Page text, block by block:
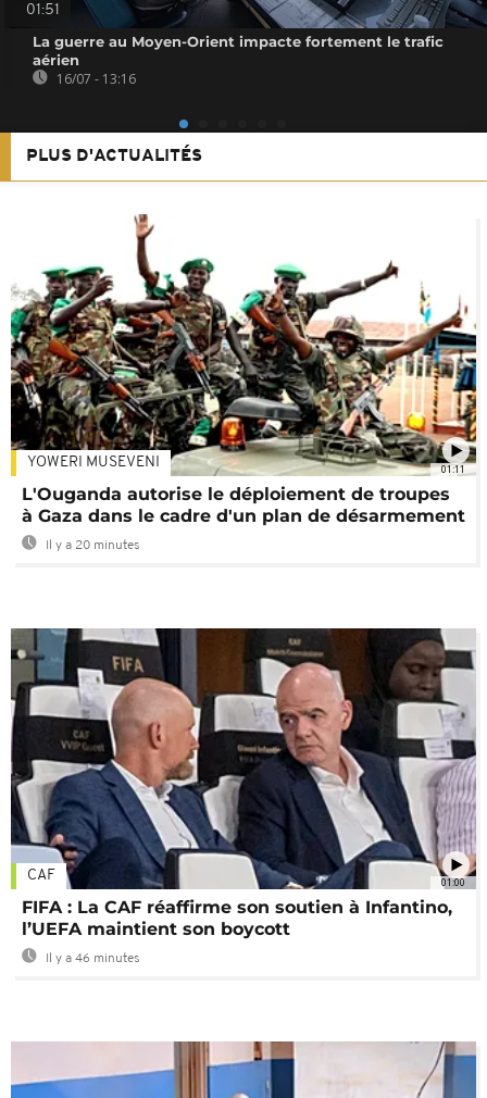
01:51
La guerre au Moyen-Orient impacte fortement le trafic
aérien
16/07 - 13:16
PLUS D'ACTUALITÉS
01:11
YOWERI MUSEVENI
L'Ouganda autorise le déploiement de troupes
à Gaza dans le cadre d'un plan de désarmement
Il y a 20 minutes
01:00
CAF
FIFA : La CAF réaffirme son soutien à Infantino,
l’UEFA maintient son boycott
Il y a 46 minutes